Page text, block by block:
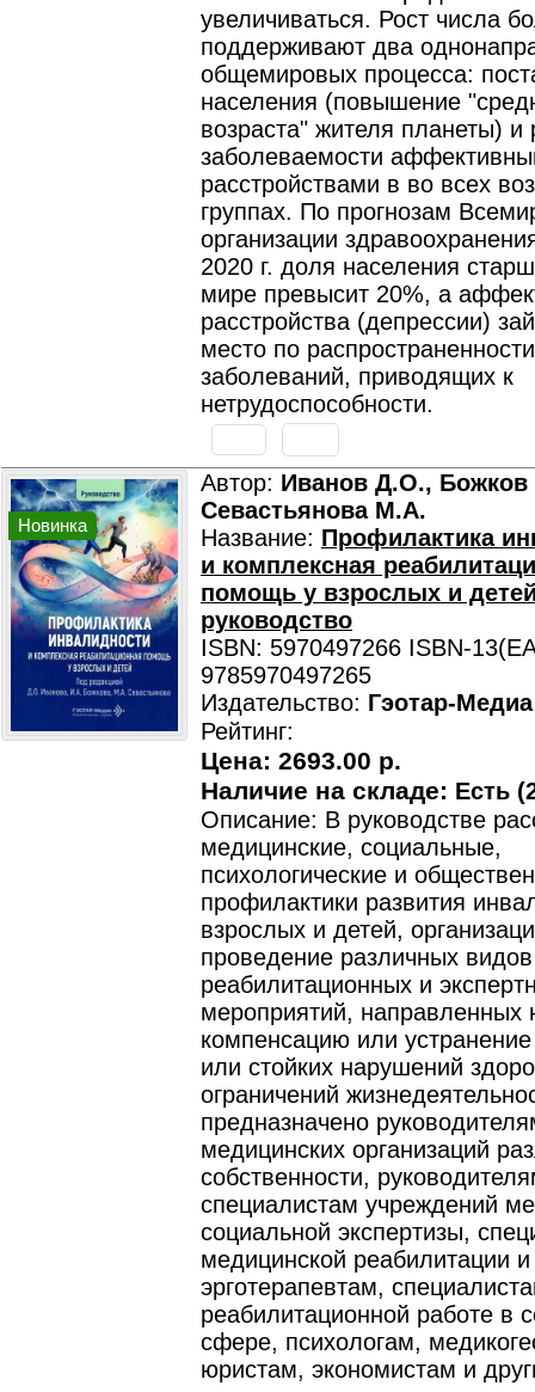
увеличиваться. Рост числа
поддерживают два
общемировых процесса:
населения (повышение
возраста" жителя планеты) и
заболеваемости
расстройствами в во всех
группах. По прогнозам
организации
2020 г. доля населения
мире превысит 20%, а
расстройства (депрессии)
место по
заболеваний, приводящих к
нетрудоспособности.
Новинка
Автор: Иванов Д.О.,
Севастьянова М.А.
Название: Профилактика
и комплексная
помощь у взрослых и
руководство
ISBN: 5970497266 ISBN-
9785970497265
Издательство: Гэотар-Медиа
Рейтинг:
Цена: 2693.00 р.
Наличие на складе: Есть
Описание: В руководстве
медицинские, социальные,
психологические и
профилактики развития
взрослых и детей,
проведение различных видов
реабилитационных и
мероприятий, направленных
компенсацию или
или стойких нарушений
ограничений
предназначено
медицинских организаций
собственности,
специалистам учреждений
социальной экспертизы,
медицинской реабилитации и
эрготерапевтам,
реабилитационной работе в
сфере, психологам,
юристам, экономистам и